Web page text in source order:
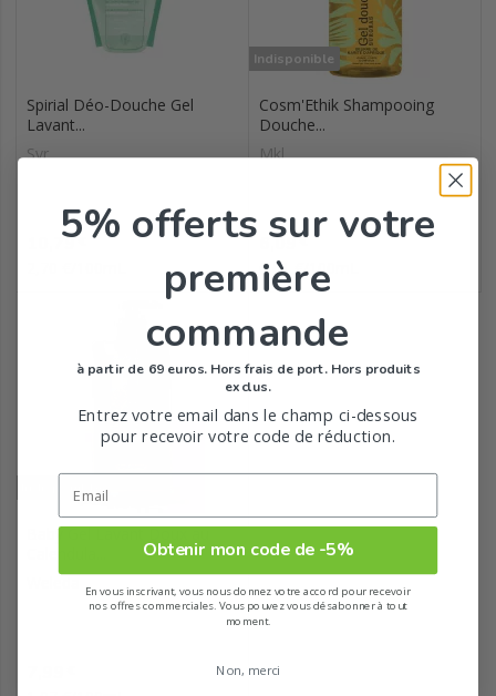
Spirial Déo-Douche Gel
Lavant...
Svr
10,79
Indisponible
Cosm'Ethik Shampooing
Douche...
Mkl
Prix
6,09€
0,61 €/100mL
Indisponible
Baby Gel Lavant Doux au
Weleda
5% offerts sur votre
première
commande
à partir de 69 euros. Hors frais de port. Hors produits
exclus.
Entrez votre email dans le champ ci-dessous
pour recevoir votre code de réduction.
Obtenir mon code de -5%
En vous inscrivant, vous nous donnez votre accord pour recevoir
nos offres commerciales. Vous pouvez vous désabonner à tout
moment.
Non, merci